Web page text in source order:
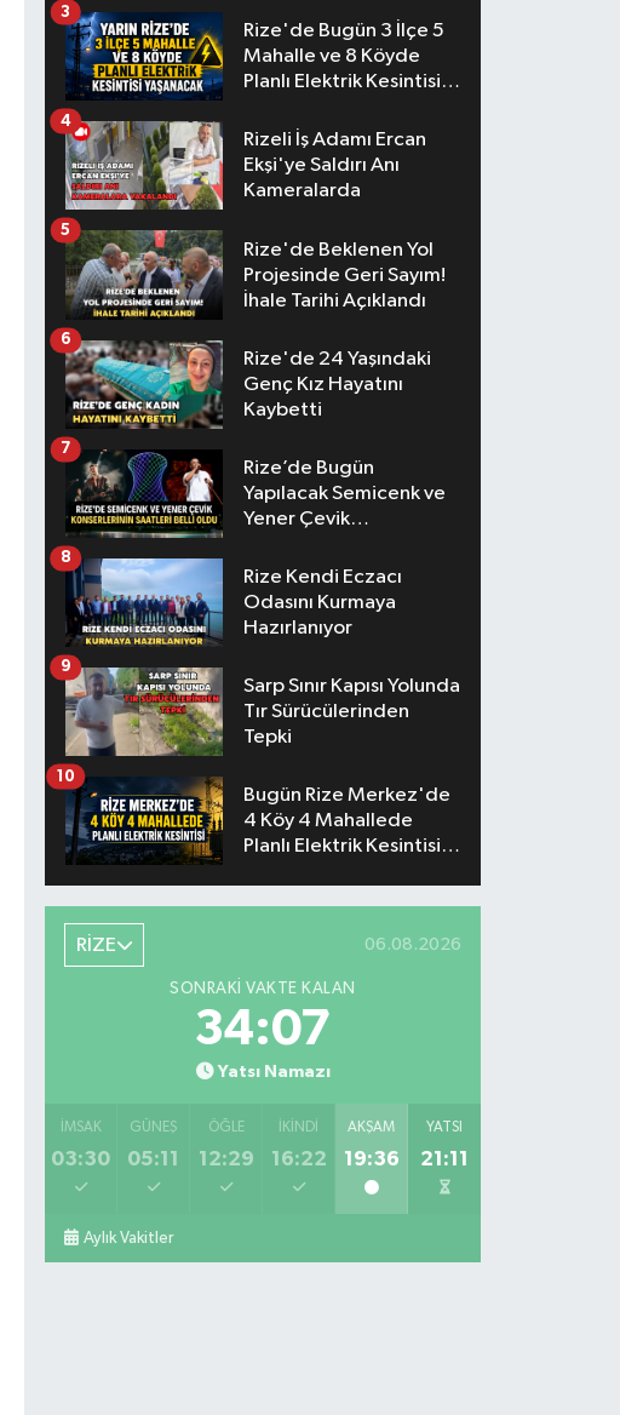
Rize'de Bugün 3 İlçe 5
Mahalle ve 8 Köyde
Planlı Elektrik Kesintisi
3
Rizeli İş Adamı Ercan
Ekşi'ye Saldırı Anı
Kameralarda
4
Rize'de Beklenen Yol
Projesinde Geri Sayım!
İhale Tarihi Açıklandı
5
Rize'de 24 Yaşındaki
Genç Kız Hayatını
Kaybetti
6
Rize’de Bugün
Yapılacak Semicenk ve
Yener Çevik
Belli Oldu
7
Rize Kendi Eczacı
Odasını Kurmaya
Hazırlanıyor
8
Sarp Sınır Kapısı Yolunda
Tır Sürücülerinden
Tepki
9
Bugün Rize Merkez'de
4 Köy 4 Mahallede
Planlı Elektrik Kesintisi
10
RİZE 06.08.2026
SONRAKI VAKTE KALAN
34:06
Yatsı Namazı
İMSAK
03:30
GÜNEŞ
05:11
ÖĞLE
12:29
İKINDI
16:22
AKŞAM
19:36
YATSI
21:11
Aylık Vakitler